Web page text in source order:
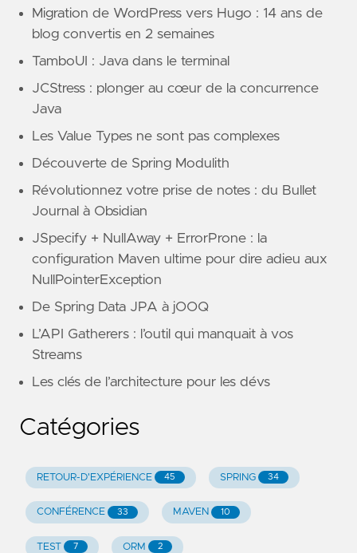
Migration de WordPress vers Hugo : 14 ans de
blog convertis en 2 semaines
TamboUI : Java dans le terminal
JCStress : plonger au cœur de la concurrence
Java
Les Value Types ne sont pas complexes
Découverte de Spring Modulith
Révolutionnez votre prise de notes : du Bullet
Journal à Obsidian
JSpecify + NullAway + ErrorProne : la
configuration Maven ultime pour dire adieu aux
NullPointerException
De Spring Data JPA à jOOQ
L’API Gatherers : l’outil qui manquait à vos
Streams
Les clés de l’architecture pour les dévs
Catégories
RETOUR-D'EXPÉRIENCE 45 SPRING 34
CONFÉRENCE 33 MAVEN 10
TEST 7 ORM 2